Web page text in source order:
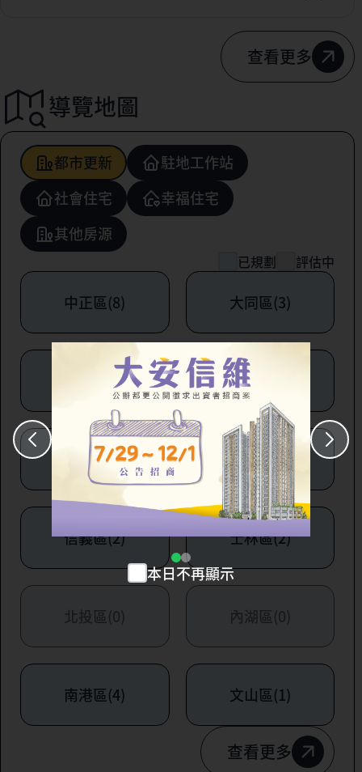
查看更多
導覽地圖
都市更新
駐地工作站
社會住宅
幸福住宅
其他房源
已規劃 評估中
中正區(8) 大同區(3)
中山區(6) 松山區(1)
大安區(7) 萬華區(1)
信義區(2) 士林區(2)
北投區(0) 內湖區(0)
南港區(4) 文山區(1)
查看更多
本日不再顯示